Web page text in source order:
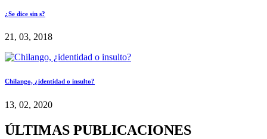
¿Se dice sin s?
21, 03, 2018
Chilango, ¿identidad o insulto?
13, 02, 2020
ÚLTIMAS PUBLICACIONES